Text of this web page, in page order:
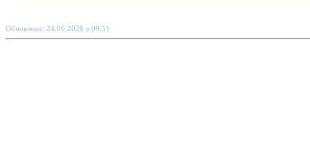
Обновлено: 24.06.2026 в 09:51.